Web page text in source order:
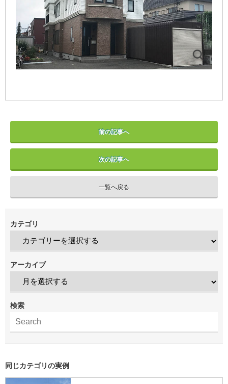
前の記事へ
次の記事へ
一覧へ戻る
カテゴリ
アーカイブ
検索
同じカテゴリの実例